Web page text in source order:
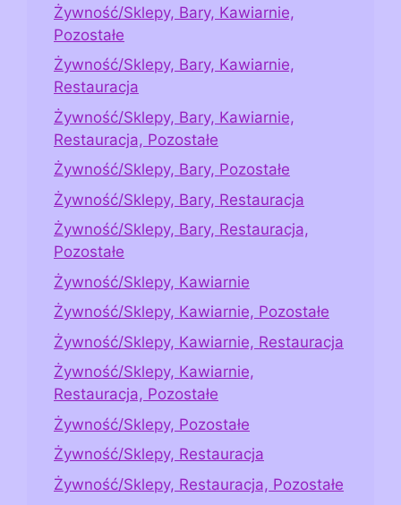
Żywność/Sklepy, Bary, Kawiarnie,
Pozostałe
Żywność/Sklepy, Bary, Kawiarnie,
Restauracja
Żywność/Sklepy, Bary, Kawiarnie,
Restauracja, Pozostałe
Żywność/Sklepy, Bary, Pozostałe
Żywność/Sklepy, Bary, Restauracja
Żywność/Sklepy, Bary, Restauracja,
Pozostałe
Żywność/Sklepy, Kawiarnie
Żywność/Sklepy, Kawiarnie, Pozostałe
Żywność/Sklepy, Kawiarnie, Restauracja
Żywność/Sklepy, Kawiarnie,
Restauracja, Pozostałe
Żywność/Sklepy, Pozostałe
Żywność/Sklepy, Restauracja
Żywność/Sklepy, Restauracja, Pozostałe